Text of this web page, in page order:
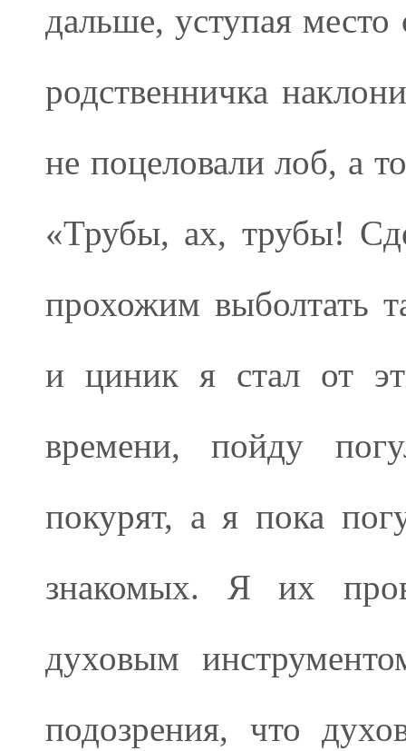
дальше, уступая
родственничка
не поцеловали лоб, а
«Трубы, ах, трубы!
прохожим выболтать
и циник я стал от
времени, пойду
покурят, а я пока
знакомых. Я их
духовым
подозрения, что